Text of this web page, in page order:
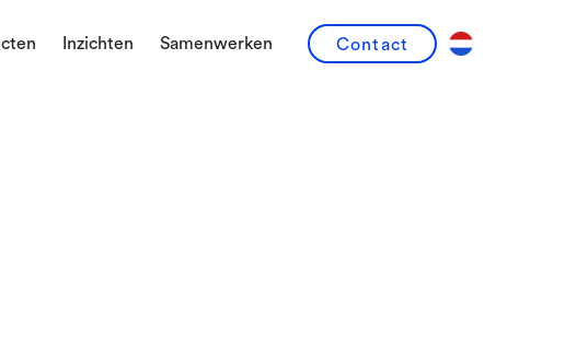
Inzichten Samenwerken Contact